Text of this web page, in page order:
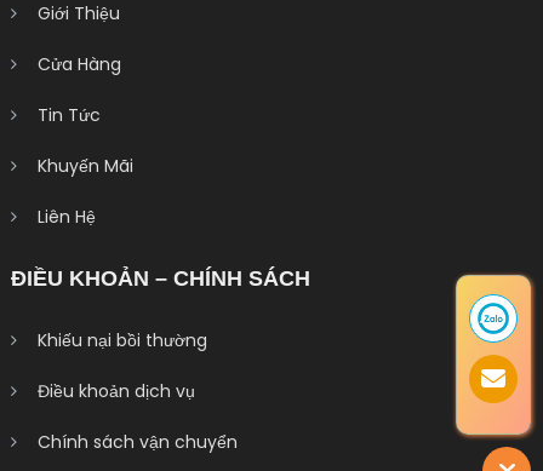
Giới Thiệu
Cửa Hàng
Tin Tức
Khuyến Mãi
Liên Hệ
ĐIỀU KHOẢN – CHÍNH SÁCH
Khiếu nại bồi thường
Điều khoản dịch vụ
Chính sách vận chuyển